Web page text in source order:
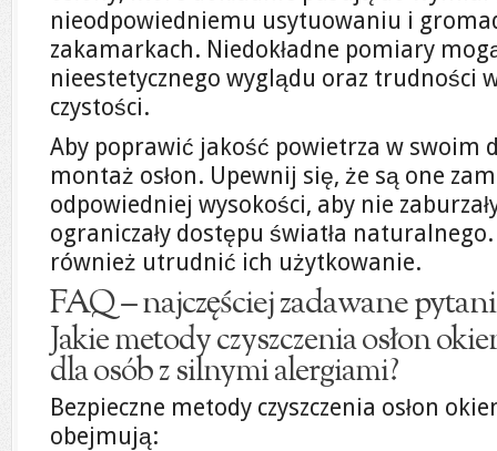
nieodpowiedniemu usytuowaniu i
zakamarkach. Niedokładne pomiary
nieestetycznego wyglądu oraz trudności
czystości.
Aby poprawić jakość powietrza w swoim
montaż osłon. Upewnij się, że są one
odpowiedniej wysokości, aby nie
ograniczały dostępu światła
również utrudnić ich użytkowanie.
FAQ – najczęściej zadawane
Jakie metody czyszczenia osłon
dla osób z silnymi alergiami?
Bezpieczne metody czyszczenia osłon
obejmują: